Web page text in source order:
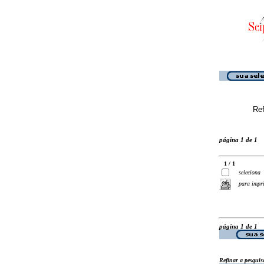
página 1 de 1
1 / 1
seleciona
para
página 1 de 1
Refinar a